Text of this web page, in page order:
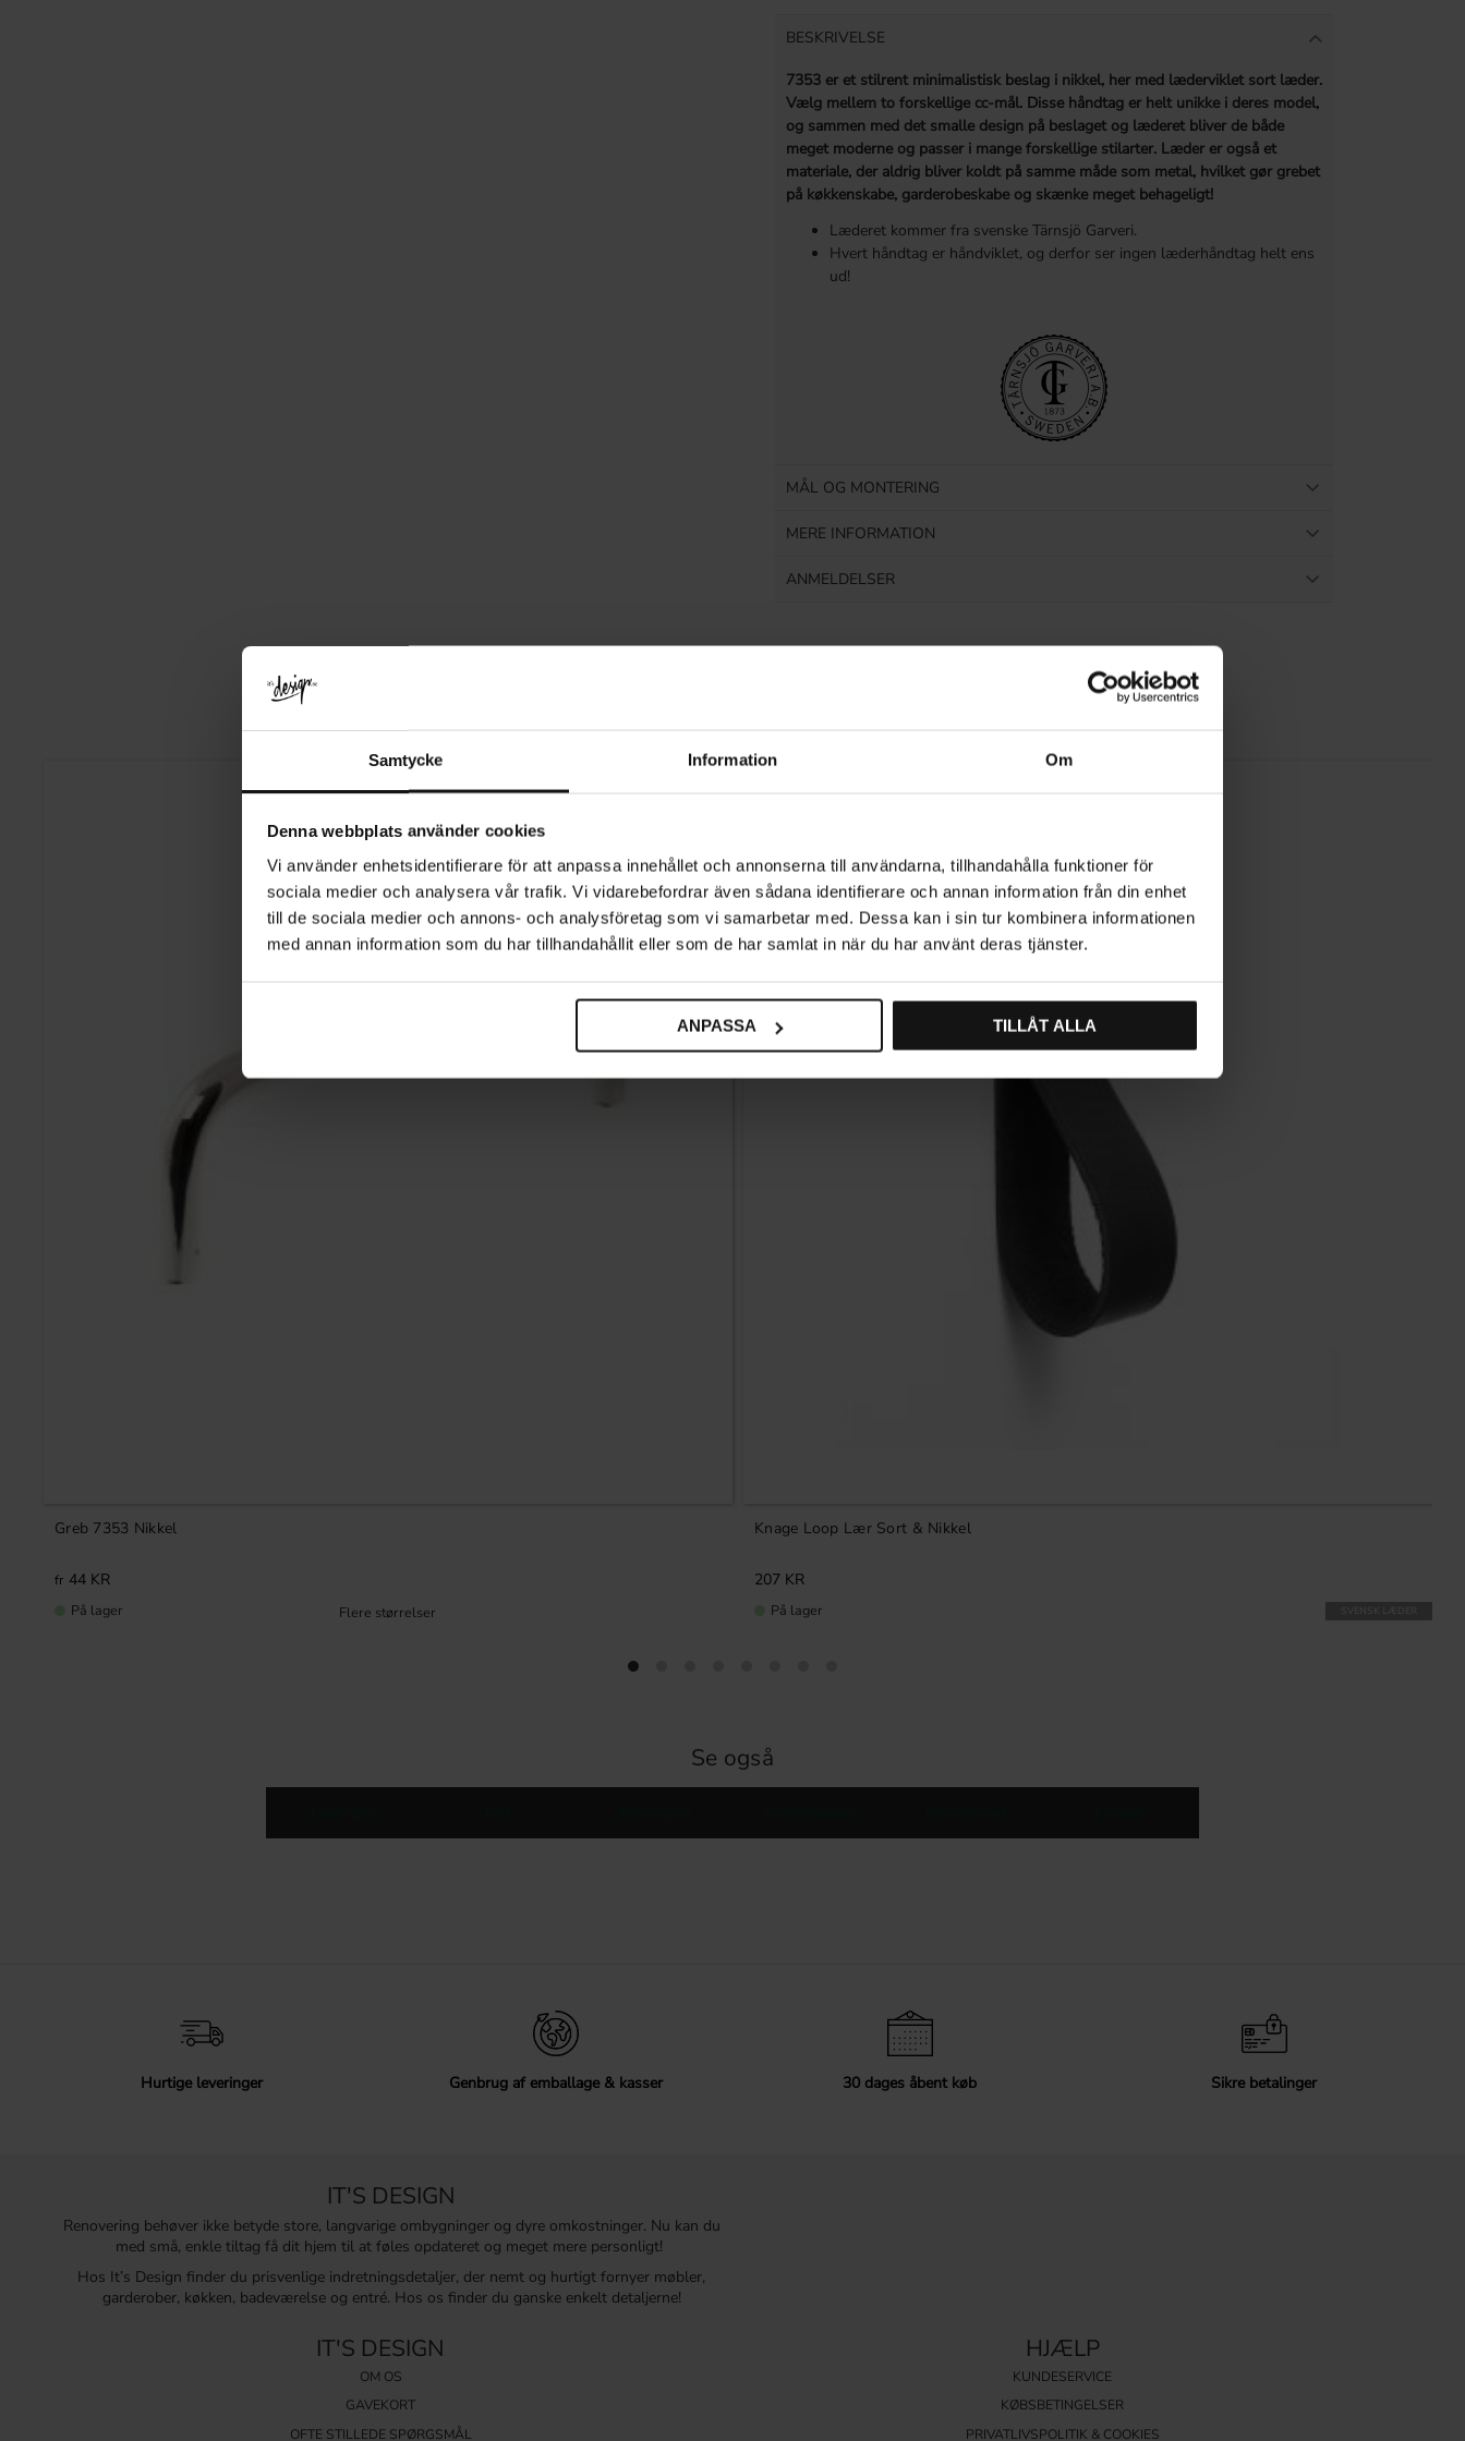
Samtycke Information Om
Denna webbplats använder cookies
Vi använder enhetsidentifierare för att anpassa innehållet och annonserna till användarna, tillhandahålla funktioner för
sociala medier och analysera vår trafik. Vi vidarebefordrar även sådana identifierare och annan information från din enhet
till de sociala medier och annons- och analysföretag som vi samarbetar med. Dessa kan i sin tur kombinera informationen
med annan information som du har tillhandahållit eller som de har samlat in när du har använt deras tjänster.
ANPASSA TILLÅT ALLA
BESKRIVELSE
7353 er et stilrent minimalistisk beslag i nikkel, her med læderviklet sort læder.
Vælg mellem to forskellige cc-mål. Disse håndtag er helt unikke i deres model,
og sammen med det smalle design på beslaget og læderet bliver de både
meget moderne og passer i mange forskellige stilarter. Læder er også et
materiale, der aldrig bliver koldt på samme måde som metal, hvilket gør grebet
på køkkenskabe, garderobeskabe og skænke meget behageligt!
Læderet kommer fra svenske Tärnsjö Garveri.
Hvert håndtag er håndviklet, og derfor ser ingen læderhåndtag helt ens
ud!
MÅL OG MONTERING
MERE INFORMATION
ANMELDELSER
Greb 7353 Nikkel
44KR
På lager
Knage Loop Lær Sort & Nikkel
207KR
SVENSK LÆDER
På lager
Se også
Hurtige leveringer Genbrug af emballage & kasser 30 dages åbent køb Sikre betalinger
IT'S DESIGN
Renovering behøver ikke betyde store, langvarige ombygninger og dyre omkostninger. Nu kan du
med små, enkle tiltag få dit hjem til at føles opdateret og meget mere personligt!
Hos It’s Design finder du prisvenlige indretningsdetaljer, der nemt og hurtigt fornyer møbler,
garderober, køkken, badeværelse og entré. Hos os finder du ganske enkelt detaljerne!
IT'S DESIGN
OM OS
GAVEKORT
OFTE STILLEDE SPØRGSMÅL
HJÆLP
KUNDESERVICE
KØBSBETINGELSER
PRIVATLIVSPOLITIK & COOKIES